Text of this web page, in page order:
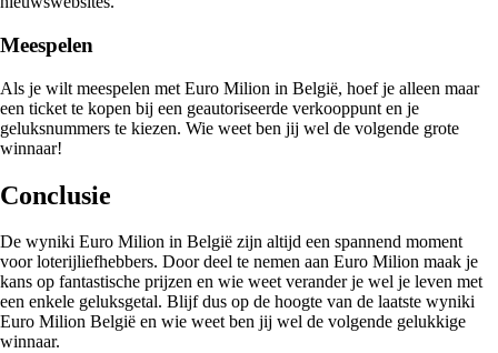
Meespelen
Als je wilt meespelen met Euro Milion in België, hoef je alleen maar
een ticket te kopen bij een geautoriseerde verkooppunt en je
geluksnummers te kiezen. Wie weet ben jij wel de volgende grote
winnaar!
Conclusie
De wyniki Euro Milion in België zijn altijd een spannend moment
voor loterijliefhebbers. Door deel te nemen aan Euro Milion maak je
kans op fantastische prijzen en wie weet verander je wel je leven met
een enkele geluksgetal. Blijf dus op de hoogte van de laatste wyniki
Euro Milion België en wie weet ben jij wel de volgende gelukkige
winnaar.